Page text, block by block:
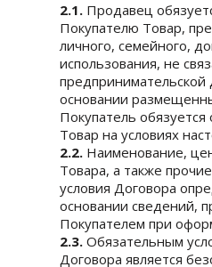
2.1. Продавец
Покупателю Товар,
личного, семейного,
использования, не
предпринимательской
основании
Покупатель
Товар на условиях
2.2. Наименование,
Товара, а также
условия Договора
основании сведений,
Покупателем при
2.3. Обязательным
Договора является